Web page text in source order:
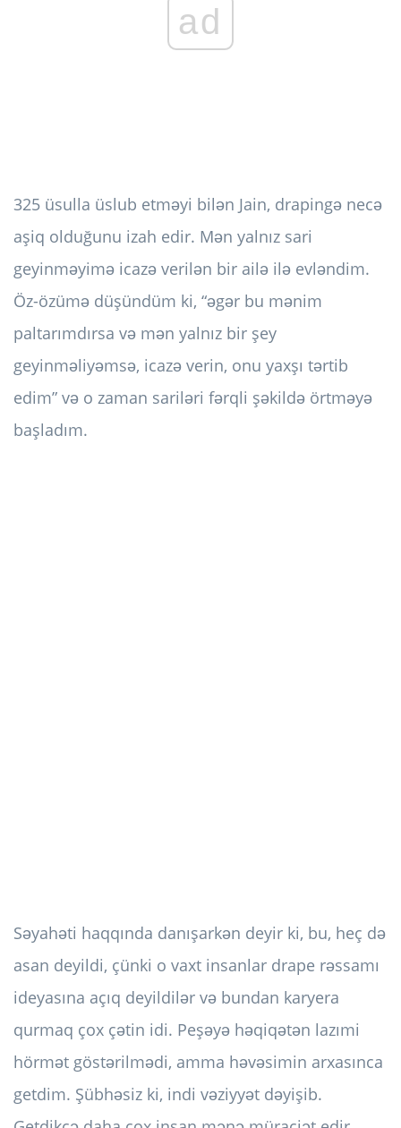
ad
325 üsulla üslub etməyi bilən Jain, drapingə necə
aşiq olduğunu izah edir. Mən yalnız sari
geyinməyimə icazə verilən bir ailə ilə evləndim.
Öz-özümə düşündüm ki, “əgər bu mənim
paltarımdırsa və mən yalnız bir şey
geyinməliyəmsə, icazə verin, onu yaxşı tərtib
edim” və o zaman sariləri fərqli şəkildə örtməyə
başladım.
Səyahəti haqqında danışarkən deyir ki, bu, heç də
asan deyildi, çünki o vaxt insanlar drape rəssamı
ideyasına açıq deyildilər və bundan karyera
qurmaq çox çətin idi. Peşəyə həqiqətən lazımi
hörmət göstərilmədi, amma həvəsimin arxasınca
getdim. Şübhəsiz ki, indi vəziyyət dəyişib.